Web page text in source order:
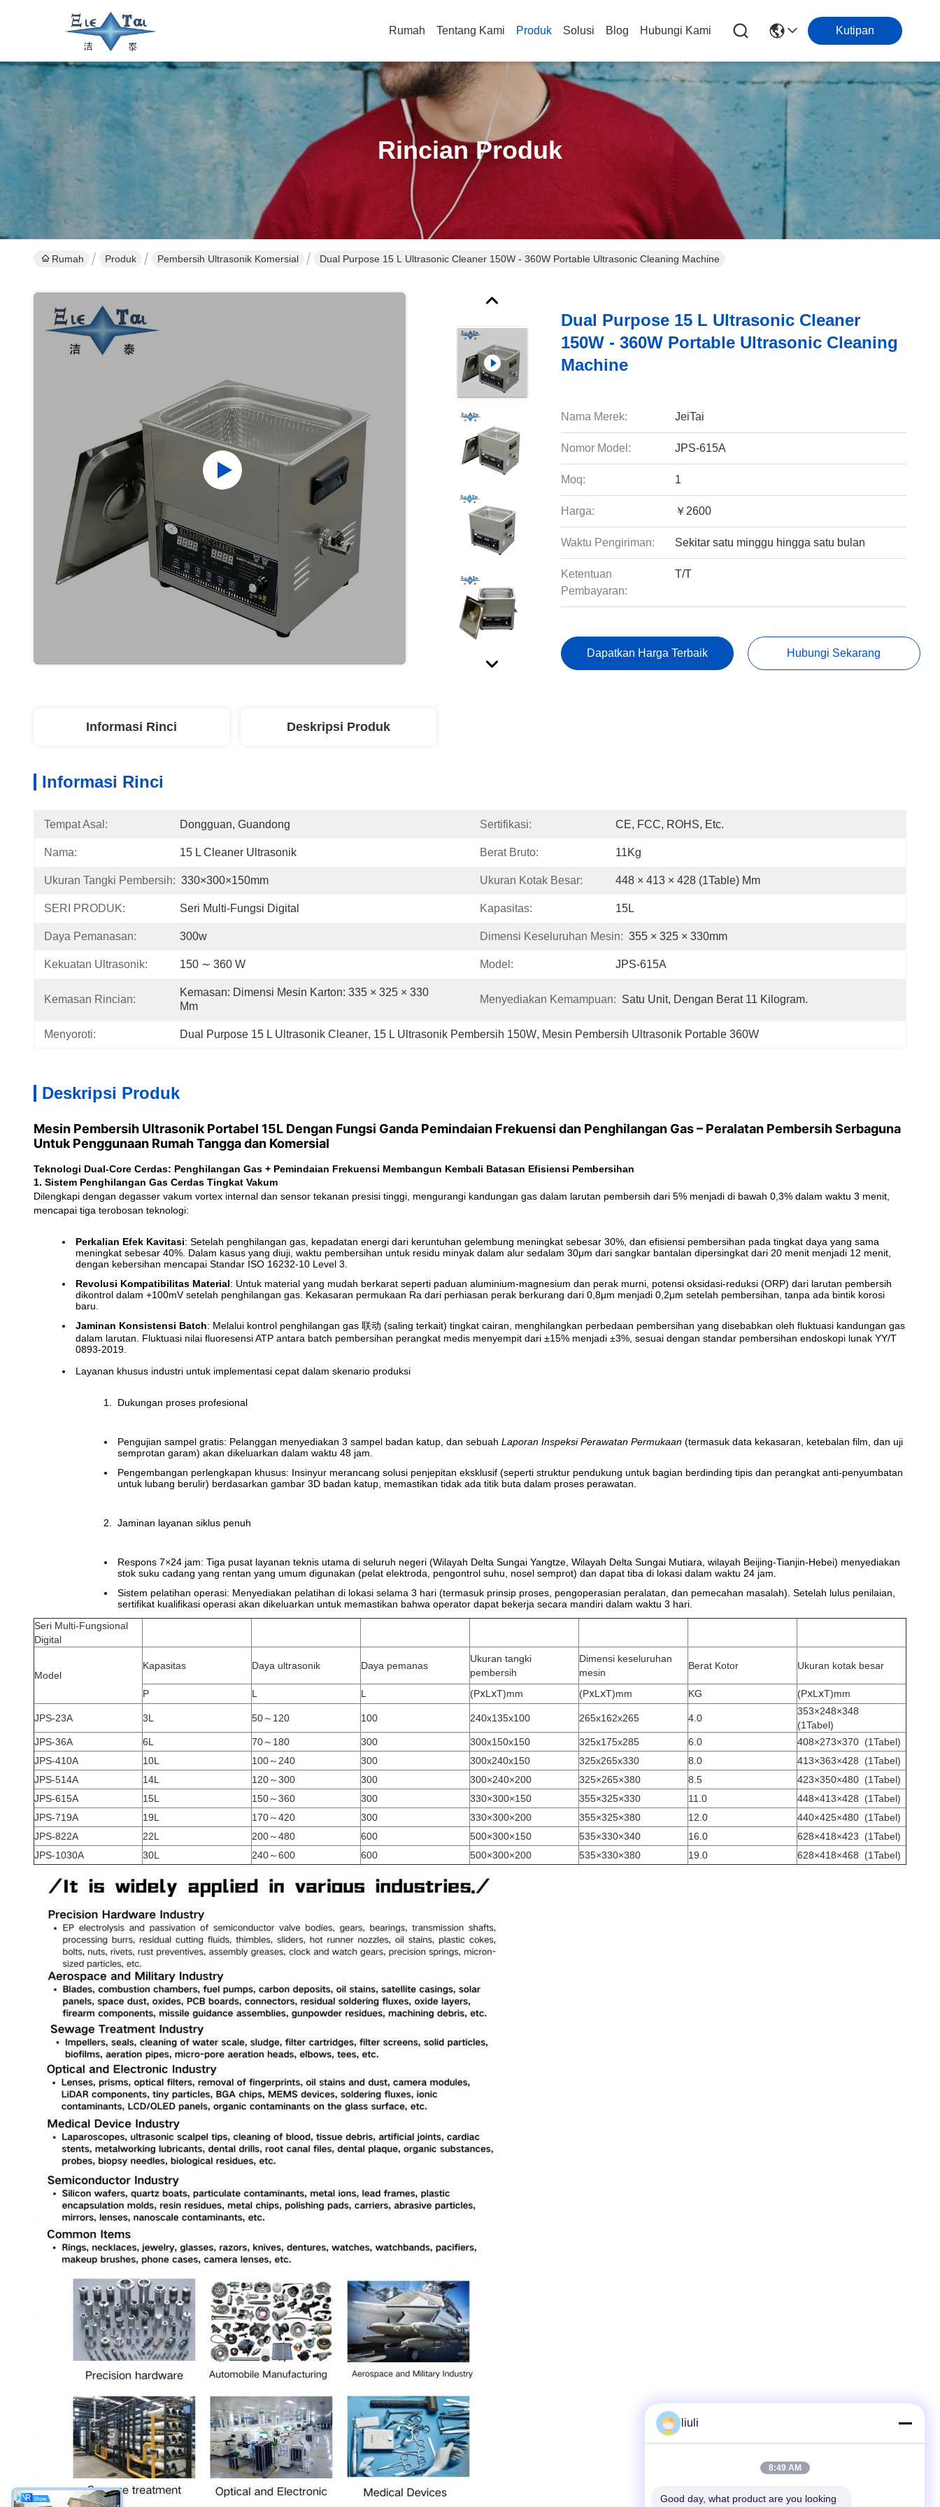
Rumah Tentang Kami Produk Solusi Blog Hubungi Kami Kutipan
Rincian Produk
Rumah Produk Pembersih Ultrasonik Komersial Dual Purpose 15 L Ultrasonic Cleaner 150W - 360W Portable Ultrasonic Cleaning Machine
Dual Purpose 15 L Ultrasonic Cleaner
150W - 360W Portable Ultrasonic Cleaning
Machine
Nama Merek: JeiTai
Nomor Model: JPS-615A
Moq: 1
Harga: ￥2600
Waktu Pengiriman: Sekitar satu minggu hingga satu bulan
Ketentuan
Pembayaran:
T/T
Dapatkan Harga Terbaik Hubungi Sekarang
Informasi Rinci Deskripsi Produk
Informasi Rinci
Tempat Asal: Dongguan, Guandong Sertifikasi: CE, FCC, ROHS, Etc.
Nama: 15 L Cleaner Ultrasonik Berat Bruto: 11Kg
Ukuran Tangki Pembersih: 330×300×150mm Ukuran Kotak Besar: 448 × 413 × 428 (1Table) Mm
SERI PRODUK: Seri Multi-Fungsi Digital Kapasitas: 15L
Daya Pemanasan: 300w Dimensi Keseluruhan Mesin: 355 × 325 × 330mm
Kekuatan Ultrasonik: 150 ∼ 360 W Model: JPS-615A
Kemasan Rincian:
Kemasan: Dimensi Mesin Karton: 335 × 325 × 330
Mm
Menyediakan Kemampuan: Satu Unit, Dengan Berat 11 Kilogram.
Menyoroti: Dual Purpose 15 L Ultrasonik Cleaner, 15 L Ultrasonik Pembersih 150W, Mesin Pembersih Ultrasonik Portable 360W
Deskripsi Produk
Mesin Pembersih Ultrasonik Portabel 15L Dengan Fungsi Ganda Pemindaian Frekuensi dan Penghilangan Gas – Peralatan Pembersih Serbaguna
Untuk Penggunaan Rumah Tangga dan Komersial
Teknologi Dual-Core Cerdas: Penghilangan Gas + Pemindaian Frekuensi Membangun Kembali Batasan Efisiensi Pembersihan
1. Sistem Penghilangan Gas Cerdas Tingkat Vakum
Dilengkapi dengan degasser vakum vortex internal dan sensor tekanan presisi tinggi, mengurangi kandungan gas dalam larutan pembersih dari 5% menjadi di bawah 0,3% dalam waktu 3 menit,
mencapai tiga terobosan teknologi:
Perkalian Efek Kavitasi: Setelah penghilangan gas, kepadatan energi dari keruntuhan gelembung meningkat sebesar 30%, dan efisiensi pembersihan pada tingkat daya yang sama
meningkat sebesar 40%. Dalam kasus yang diuji, waktu pembersihan untuk residu minyak dalam alur sedalam 30μm dari sangkar bantalan dipersingkat dari 20 menit menjadi 12 menit,
dengan kebersihan mencapai Standar ISO 16232-10 Level 3.
Revolusi Kompatibilitas Material: Untuk material yang mudah berkarat seperti paduan aluminium-magnesium dan perak murni, potensi oksidasi-reduksi (ORP) dari larutan pembersih
dikontrol dalam +100mV setelah penghilangan gas. Kekasaran permukaan Ra dari perhiasan perak berkurang dari 0,8μm menjadi 0,2μm setelah pembersihan, tanpa ada bintik korosi
baru.
Jaminan Konsistensi Batch: Melalui kontrol penghilangan gas 联动 (saling terkait) tingkat cairan, menghilangkan perbedaan pembersihan yang disebabkan oleh fluktuasi kandungan gas
dalam larutan. Fluktuasi nilai fluoresensi ATP antara batch pembersihan perangkat medis menyempit dari ±15% menjadi ±3%, sesuai dengan standar pembersihan endoskopi lunak YY/T
0893-2019.
Layanan khusus industri untuk implementasi cepat dalam skenario produksi
Dukungan proses profesional
Pengujian sampel gratis: Pelanggan menyediakan 3 sampel badan katup, dan sebuah Laporan Inspeksi Perawatan Permukaan (termasuk data kekasaran, ketebalan film, dan uji
semprotan garam) akan dikeluarkan dalam waktu 48 jam.
Pengembangan perlengkapan khusus: Insinyur merancang solusi penjepitan eksklusif (seperti struktur pendukung untuk bagian berdinding tipis dan perangkat anti-penyumbatan
untuk lubang berulir) berdasarkan gambar 3D badan katup, memastikan tidak ada titik buta dalam proses perawatan.
Jaminan layanan siklus penuh
Respons 7×24 jam: Tiga pusat layanan teknis utama di seluruh negeri (Wilayah Delta Sungai Yangtze, Wilayah Delta Sungai Mutiara, wilayah Beijing-Tianjin-Hebei) menyediakan
stok suku cadang yang rentan yang umum digunakan (pelat elektroda, pengontrol suhu, nosel semprot) dan dapat tiba di lokasi dalam waktu 24 jam.
Sistem pelatihan operasi: Menyediakan pelatihan di lokasi selama 3 hari (termasuk prinsip proses, pengoperasian peralatan, dan pemecahan masalah). Setelah lulus penilaian,
sertifikat kualifikasi operasi akan dikeluarkan untuk memastikan bahwa operator dapat bekerja secara mandiri dalam waktu 3 hari.
Seri Multi-Fungsional
Digital
Model
Kapasitas Daya ultrasonik Daya pemanas
Ukuran tangki
pembersih
Dimensi keseluruhan
mesin
Berat Kotor Ukuran kotak besar
P L L (PⅹLⅹT)mm (PⅹLⅹT)mm KG (PⅹLⅹT)mm
JPS-23A 3L 50～120 100 240x135x100 265x162x265 4.0
353×248×348
(1Tabel)
JPS-36A
6L 70～180 300 300x150x150 325x175x285 6.0 408×273×370 (1Tabel)
JPS-410A
10L 100～240 300 300x240x150 325x265x330 8.0 413×363×428
(1Tabel)
JPS-514A
14L 120～300 300 300×240×200 325×265×380 8.5 423×350×480 (1Tabel)
JPS-615A
15L 150～360 300 330×300×150 355×325×330 11.0 448×413×428
(1Tabel)
JPS-719A
19L 170～420 300 330×300×200 355×325×380 12.0 440×425×480 (1Tabel)
JPS-822A
22L 200～480 600 500×300×150 535×330×340 16.0 628×418×423
(1Tabel)
JPS-1030A
30L 240～600 600 500×300×200 535×330×380 19.0 628×418×468 (1Tabel)
liuli
8:49 AM
Good day, what product are you looking